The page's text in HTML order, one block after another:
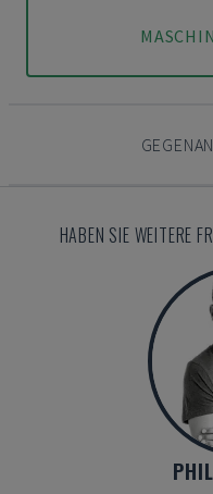
HABEN SIE WEITERE